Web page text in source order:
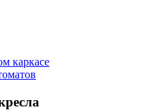
каркасе